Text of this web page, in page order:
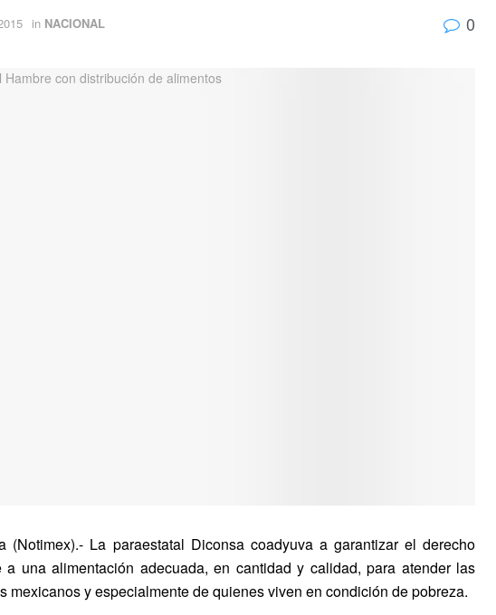
in NACIONAL 0
(Notimex).- La paraestatal Diconsa coadyuva a garantizar el derecho
a una alimentación adecuada, en cantidad y calidad, para atender las
mexicanos y especialmente de quienes viven en condición de pobreza.